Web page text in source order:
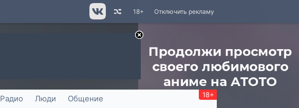
Отключить рекламу
18+
Радио Люди Общение 18+